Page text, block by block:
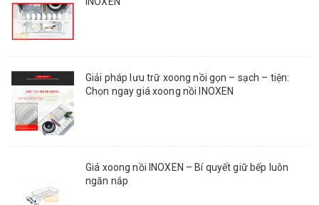
Giải pháp lưu trữ xoong nồi gọn – sạch – tiện:
Chọn ngay giá xoong nồi INOXEN
Giá xoong nồi INOXEN – Bí quyết giữ bếp luôn
ngăn nắp